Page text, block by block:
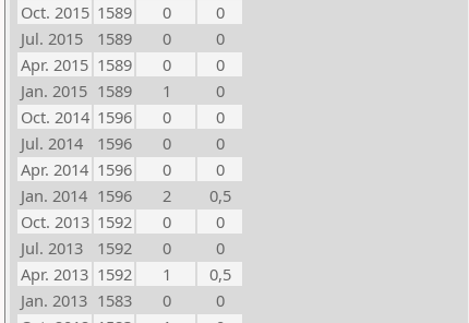
Oct. 2015 1589 0
0
Jul. 2015
1589 0
0
Apr. 2015 1589 0
0
Jan. 2015 1589 1
0
Oct. 2014 1596 0
0
Jul. 2014
1596 0
0
Apr. 2014 1596 0
0
Jan. 2014 1596 2
0,5
Oct. 2013 1592 0
0
Jul. 2013
1592 0
0
Apr. 2013 1592 1
0,5
Jan. 2013 1583 0
0